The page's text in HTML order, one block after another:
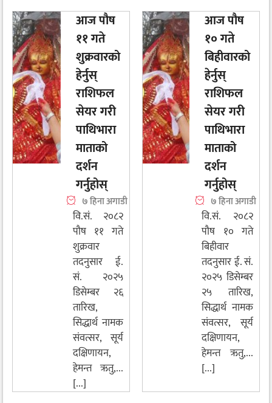
आज पौष
११ गते
शुक्रवारको
हेर्नुस्
राशिफल
सेयर गरी
पाथिभारा
माताको
दर्शन
गर्नुहोस्
७ हिना अगाडी
वि.सं. २०८२
पौष ११ गते
शुक्रवार
तदनुसार ई.
सं. २०२५
डिसेम्बर २६
तारिख,
सिद्धार्थ नामक
संवत्सर, सूर्य
दक्षिणायन,
हेमन्त ऋतु,...
[...]
आज पौष
१० गते
बिहीवारको
हेर्नुस्
राशिफल
सेयर गरी
पाथिभारा
माताको
दर्शन
गर्नुहोस्
७ हिना अगाडी
वि.सं. २०८२
पौष १० गते
बिहीवार
तदनुसार ई. सं.
२०२५ डिसेम्बर
२५ तारिख,
सिद्धार्थ नामक
संवत्सर, सूर्य
दक्षिणायन,
हेमन्त ऋतु,...
[...]